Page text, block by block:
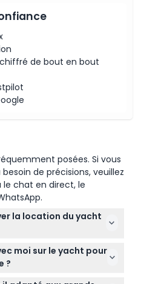
de bout en bout
posées. Si vous
de précisions, veuillez
chat en direct, le
la location du yacht
la location du
directement sur ce site
votre date
moi sur le yacht pour
?
un maillot de bain